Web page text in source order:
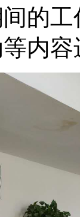
的
内